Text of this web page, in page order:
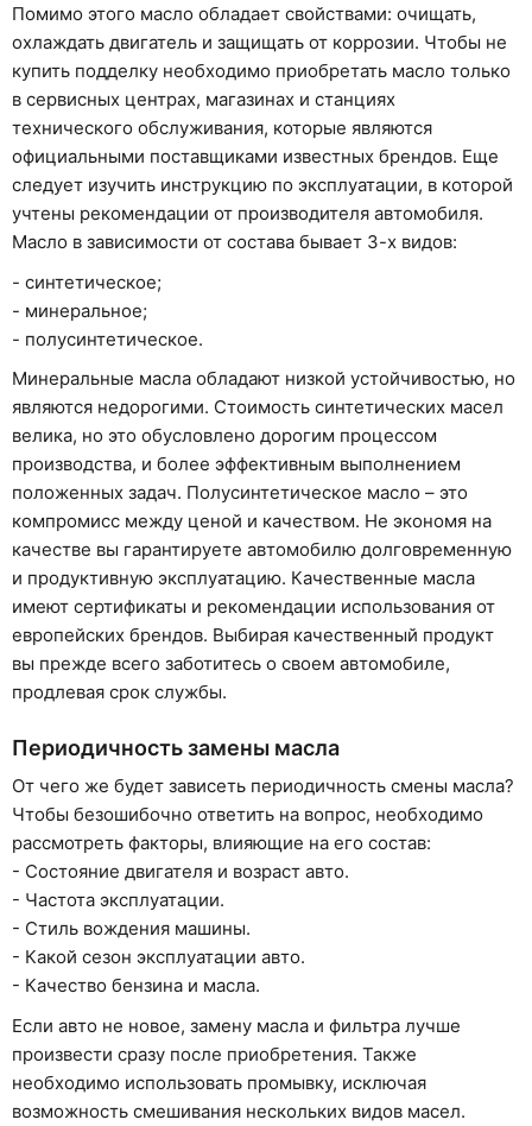
Помимо этого масло обладает свойствами: очищать,
охлаждать двигатель и защищать от коррозии. Чтобы не
купить подделку необходимо приобретать масло только
в сервисных центрах, магазинах и станциях
технического обслуживания, которые являются
официальными поставщиками известных брендов. Еще
следует изучить инструкцию по эксплуатации, в которой
учтены рекомендации от производителя автомобиля.
Масло в зависимости от состава бывает 3-х видов:
- синтетическое;
- минеральное;
- полусинтетическое.
Минеральные масла обладают низкой устойчивостью, но
являются недорогими. Стоимость синтетических масел
велика, но это обусловлено дорогим процессом
производства, и более эффективным выполнением
положенных задач. Полусинтетическое масло – это
компромисс между ценой и качеством. Не экономя на
качестве вы гарантируете автомобилю долговременную
и продуктивную эксплуатацию. Качественные масла
имеют сертификаты и рекомендации использования от
европейских брендов. Выбирая качественный продукт
вы прежде всего заботитесь о своем автомобиле,
продлевая срок службы.
Периодичность замены масла
От чего же будет зависеть периодичность смены масла?
Чтобы безошибочно ответить на вопрос, необходимо
рассмотреть факторы, влияющие на его состав:
- Состояние двигателя и возраст авто.
- Частота эксплуатации.
- Стиль вождения машины.
- Какой сезон эксплуатации авто.
- Качество бензина и масла.
Если авто не новое, замену масла и фильтра лучше
произвести сразу после приобретения. Также
необходимо использовать промывку, исключая
возможность смешивания нескольких видов масел.